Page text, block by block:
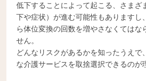
低下することによって起こる、さまざ
下や症状）が進む可能性もありますし
ら体位変換の回数を増やさなくてはな
せん。
どんなリスクがあるかを知ったうえで
な介護サービスを取捨選択できるのが